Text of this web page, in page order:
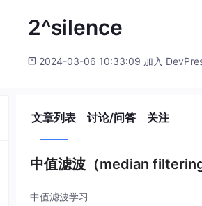
2^silence
2024-03-06 10:33:09 加入
文章列表 讨论/问答 关注
中值滤波（median filtering
中值滤波学习